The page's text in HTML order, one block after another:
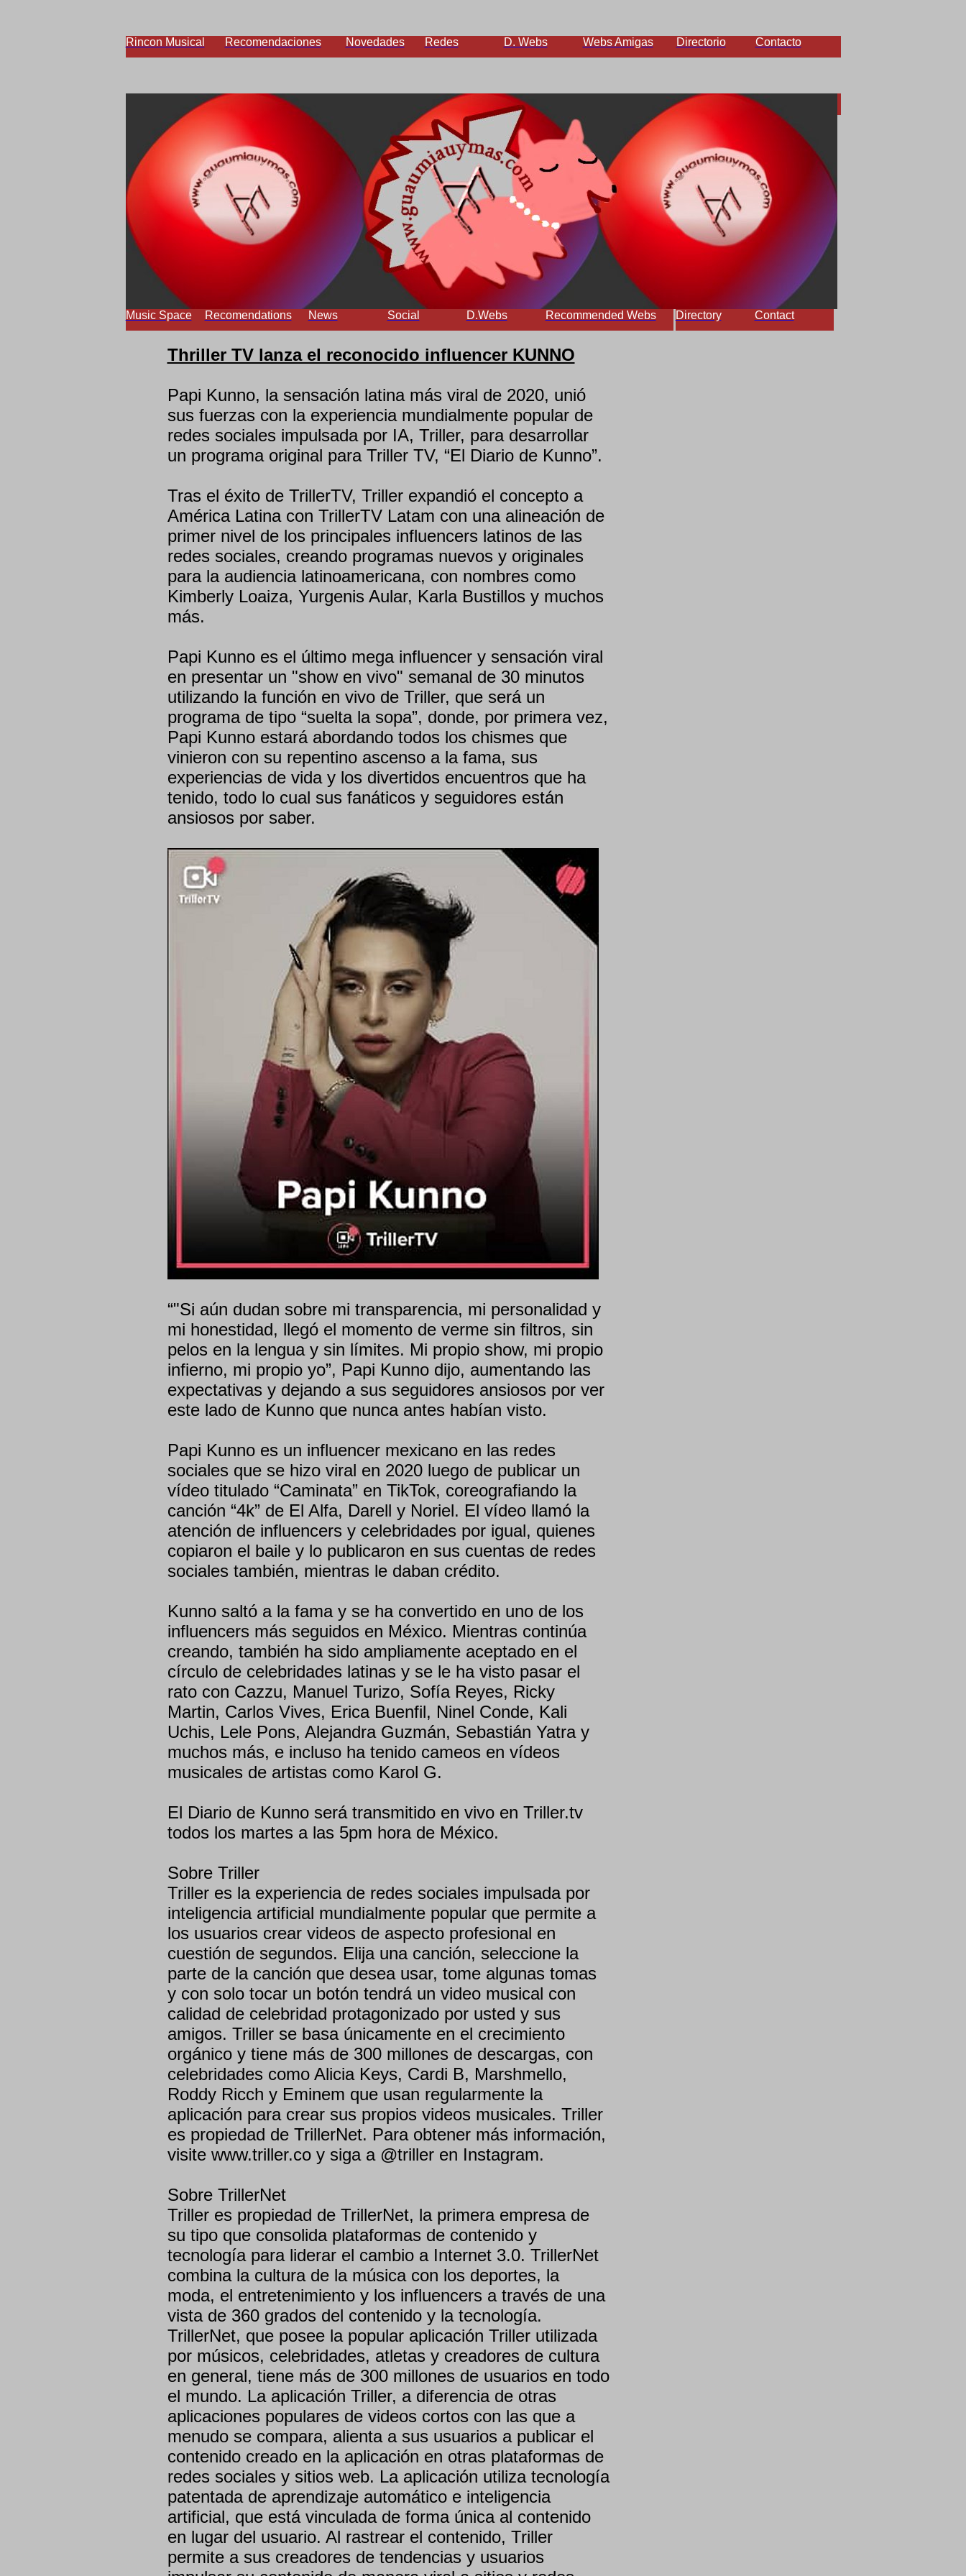
Rincon Musical Recomendaciones Novedades Redes D. Webs Webs Amigas Directorio Contacto
Music Space Recomendations News Social D.Webs Recommended Webs Directory Contact
Thriller TV lanza el reconocido influencer KUNNO
Papi Kunno, la sensación latina más viral de 2020, unió
sus fuerzas con la experiencia mundialmente popular de
redes sociales impulsada por IA, Triller, para desarrollar
un programa original para Triller TV, “El Diario de Kunno”.
Tras el éxito de TrillerTV, Triller expandió el concepto a
América Latina con TrillerTV Latam con una alineación de
primer nivel de los principales influencers latinos de las
redes sociales, creando programas nuevos y originales
para la audiencia latinoamericana, con nombres como
Kimberly Loaiza, Yurgenis Aular, Karla Bustillos y muchos
más.
Papi Kunno es el último mega influencer y sensación viral
en presentar un "show en vivo" semanal de 30 minutos
utilizando la función en vivo de Triller, que será un
programa de tipo “suelta la sopa”, donde, por primera vez,
Papi Kunno estará abordando todos los chismes que
vinieron con su repentino ascenso a la fama, sus
experiencias de vida y los divertidos encuentros que ha
tenido, todo lo cual sus fanáticos y seguidores están
ansiosos por saber.
“"Si aún dudan sobre mi transparencia, mi personalidad y
mi honestidad, llegó el momento de verme sin filtros, sin
pelos en la lengua y sin límites. Mi propio show, mi propio
infierno, mi propio yo”, Papi Kunno dijo, aumentando las
expectativas y dejando a sus seguidores ansiosos por ver
este lado de Kunno que nunca antes habían visto.
Papi Kunno es un influencer mexicano en las redes
sociales que se hizo viral en 2020 luego de publicar un
vídeo titulado “Caminata” en TikTok, coreografiando la
canción “4k” de El Alfa, Darell y Noriel. El vídeo llamó la
atención de influencers y celebridades por igual, quienes
copiaron el baile y lo publicaron en sus cuentas de redes
sociales también, mientras le daban crédito.
Kunno saltó a la fama y se ha convertido en uno de los
influencers más seguidos en México. Mientras continúa
creando, también ha sido ampliamente aceptado en el
círculo de celebridades latinas y se le ha visto pasar el
rato con Cazzu, Manuel Turizo, Sofía Reyes, Ricky
Martin, Carlos Vives, Erica Buenfil, Ninel Conde, Kali
Uchis, Lele Pons, Alejandra Guzmán, Sebastián Yatra y
muchos más, e incluso ha tenido cameos en vídeos
musicales de artistas como Karol G.
El Diario de Kunno será transmitido en vivo en Triller.tv
todos los martes a las 5pm hora de México.
Sobre Triller
Triller es la experiencia de redes sociales impulsada por
inteligencia artificial mundialmente popular que permite a
los usuarios crear videos de aspecto profesional en
cuestión de segundos. Elija una canción, seleccione la
parte de la canción que desea usar, tome algunas tomas
y con solo tocar un botón tendrá un video musical con
calidad de celebridad protagonizado por usted y sus
amigos. Triller se basa únicamente en el crecimiento
orgánico y tiene más de 300 millones de descargas, con
celebridades como Alicia Keys, Cardi B, Marshmello,
Roddy Ricch y Eminem que usan regularmente la
aplicación para crear sus propios videos musicales. Triller
es propiedad de TrillerNet. Para obtener más información,
visite www.triller.co y siga a @triller en Instagram.
Sobre TrillerNet
Triller es propiedad de TrillerNet, la primera empresa de
su tipo que consolida plataformas de contenido y
tecnología para liderar el cambio a Internet 3.0. TrillerNet
combina la cultura de la música con los deportes, la
moda, el entretenimiento y los influencers a través de una
vista de 360 grados del contenido y la tecnología.
TrillerNet, que posee la popular aplicación Triller utilizada
por músicos, celebridades, atletas y creadores de cultura
en general, tiene más de 300 millones de usuarios en todo
el mundo. La aplicación Triller, a diferencia de otras
aplicaciones populares de videos cortos con las que a
menudo se compara, alienta a sus usuarios a publicar el
contenido creado en la aplicación en otras plataformas de
redes sociales y sitios web. La aplicación utiliza tecnología
patentada de aprendizaje automático e inteligencia
artificial, que está vinculada de forma única al contenido
en lugar del usuario. Al rastrear el contenido, Triller
permite a sus creadores de tendencias y usuarios